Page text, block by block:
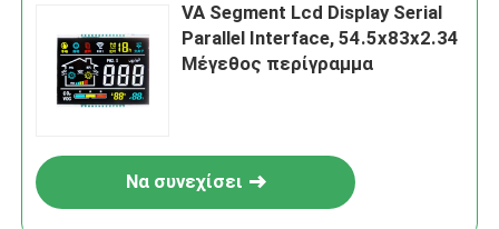
VA Segment Lcd Display Serial
Parallel Interface, 54.5x83x2.34
Μέγεθος περίγραμμα
Να συνεχίσει